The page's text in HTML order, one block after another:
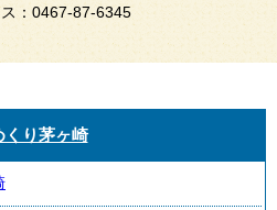
：0467-87-6345
くり茅ヶ崎